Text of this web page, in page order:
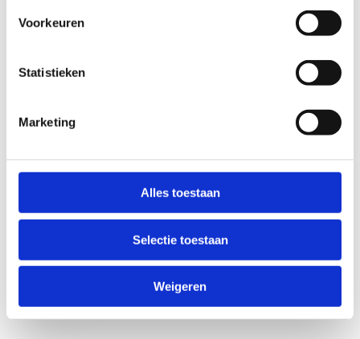
Voorkeuren
Statistieken
Marketing
Alles toestaan
Selectie toestaan
Weigeren
Anti-Robot Verification
Click to start verification
Verzend